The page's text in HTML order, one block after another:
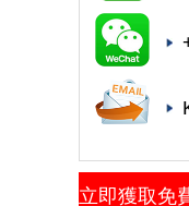
立即獲取免